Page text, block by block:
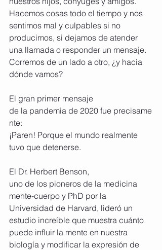
Hacemos cosas todo el tiempo y nos
sentimos mal y culpables si no
producimos, si dejamos de atender
una llamada o responder un mensaje.
Corremos de un lado a otro, ¿y hacia
dónde vamos?
El gran primer mensaje
de la pandemia de 2020 fue precisame
nte:
¡Paren! Porque el mundo realmente
tuvo que detenerse.
El Dr. Herbert Benson,
uno de los pioneros de la medicina
mente-cuerpo y PhD por la
Universidad de Harvard, lideró un
estudio increíble que muestra cuánto
puede inﬂuir la mente en nuestra
biología y modificar la expresión de